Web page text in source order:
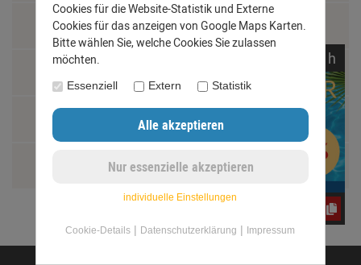
Fachbegriffe
Montage und Installationshilfen
Größentabelle
h
Cookies für die Website-Statistik und Externe
Cookies für das anzeigen von Google Maps Karten.
Bitte wählen Sie, welche Cookies Sie zulassen
möchten.
Essenziell Extern Statistik
individuelle Einstellungen
Cookie-Details | Datenschutzerklärung | Impressum